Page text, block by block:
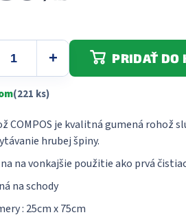
(221 ks)
PRIDAŤ DO
COMPOS je kvalitná gumená rohož
hrubej špiny.
na vonkajšie použitie ako prvá
na schody
: 25cm x 75cm